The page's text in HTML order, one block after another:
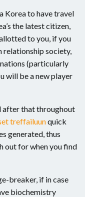
Korea to have travel
the latest citizen,
to you, if you
relationship society,
(particularly
will be a new player
after that throughout
treffailuunquick
generated, thus
out for when you find
breaker, if in case
biochemistry